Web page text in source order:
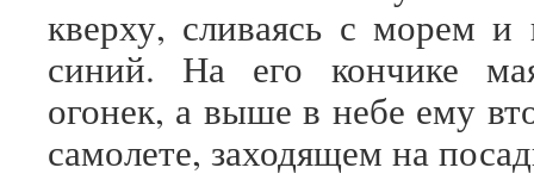
кверху, сливаясь с морем
синий. На его кончике
огонек, а выше в небе ему
самолете, заходящем на